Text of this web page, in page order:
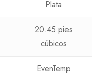
Plata
20.45 pies
cúbicos
EvenTemp